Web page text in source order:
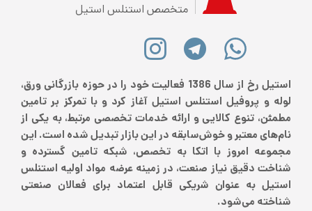
متخصص استنلس استیل
استیل رخ از سال 1386 فعالیت خود را در حوزه بازرگانی ورق،
لوله و پروفیل استنلس استیل آغاز کرد و با تمرکز بر تامین
مطمئن، تنوع کالایی و ارائه خدمات تخصصی مرتبط، به یکی از
نام‌های معتبر و خوش‌سابقه در این بازار تبدیل شده است. این
مجموعه امروز با اتکا به تخصص، شبکه تامین گسترده و
شناخت دقیق نیاز صنعت، در زمینه عرضه مواد اولیه استنلس
استیل به عنوان شریکی قابل اعتماد برای فعالان صنعتی
شناخته می‌شود.